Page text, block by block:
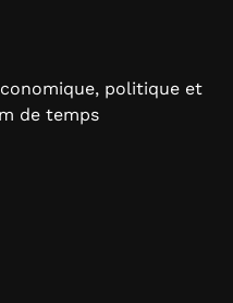
politique et
de temps